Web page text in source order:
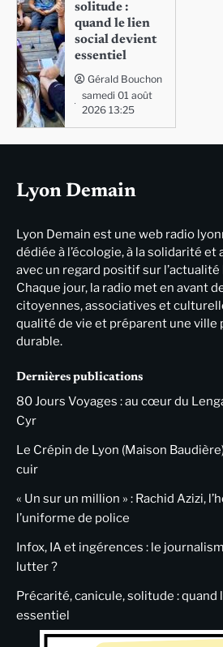
solitude :
quand le lien
social devient
essentiel
Gérald Bouchon
samedi 01 août
2026 13:25
Lyon Demain
Lyon Demain est une web radio
dédiée à l’écologie, à la solidarité
avec un regard positif sur l’actualité
Chaque jour, la radio met en avant
citoyennes, associatives et
qualité de vie et préparent une ville
durable.
Dernières publications
80 Jours Voyages : au cœur du
Cyr
Le Crépin de Lyon (Maison
cuir
« Un sur un million » : Rachid Azizi,
l’uniforme de police
Infox, IA et ingérences : le
lutter ?
Précarité, canicule, solitude :
essentiel